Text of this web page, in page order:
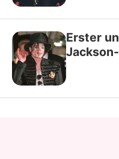
Erster